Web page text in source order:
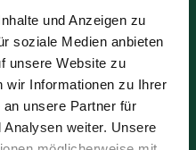
und Anzeigen zu
soziale Medien anbieten
unsere Website zu
wir Informationen zu Ihrer
unsere Partner für
weiter. Unsere